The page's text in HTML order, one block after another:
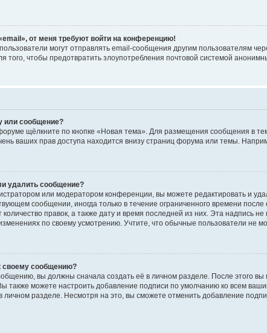
от меня требуют войти на конференцию!
могут отправлять email-сообщения другим пользователям
того, чтобы предотвратить злоупотребления почтовой системой
или сообщение?
щёлкните по кнопке «Новая тема». Для размещения сообщения в
ваших прав доступа находится внизу страниц форума или темы.
удалить сообщение?
или модератором конференции, вы можете редактировать и
сообщении, иногда только в течение ограниченного времени
количество правок, а также дату и время последней из них. Эта надпись
по своему усмотрению. Учтите, что обычные пользователи не
своему сообщению?
вы должны сначала создать её в личном разделе. После этого
также можете настроить добавление подписи по умолчанию ко всем
личном разделе. Несмотря на это, вы сможете отменить добавление